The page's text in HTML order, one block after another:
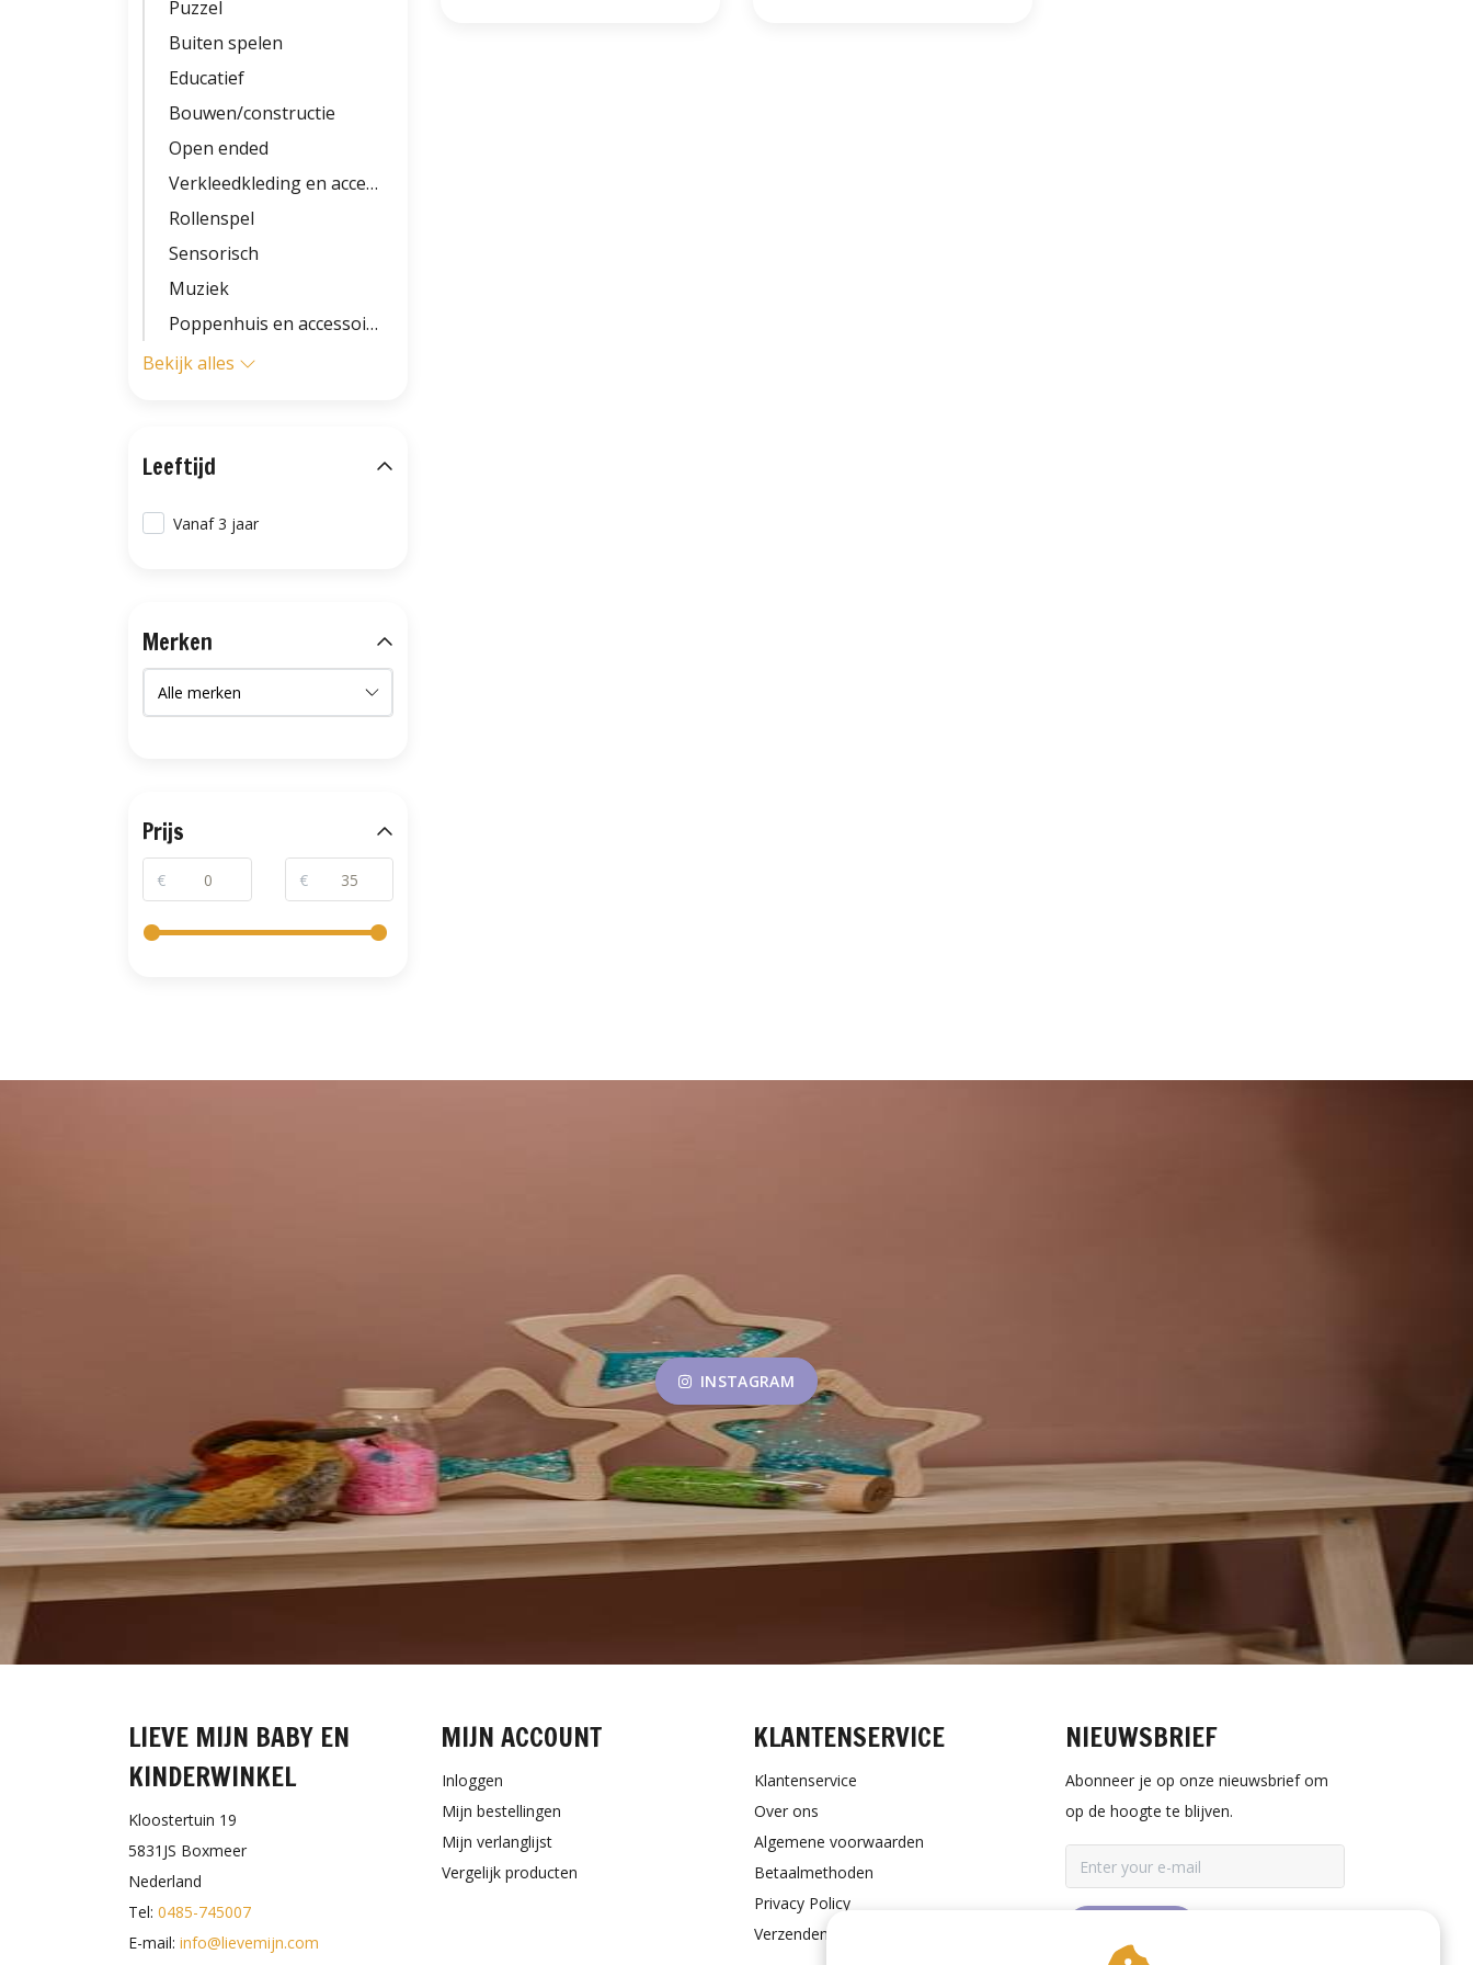
Puzzel
Buiten spelen
Educatief
Bouwen/constructie
Open ended
Verkleedkleding en accessoires
Rollenspel
Sensorisch
Muziek
Poppenhuis en accessoires
Bekijk alles
Leeftijd
Vanaf 3 jaar
Merken
Prijs
€ €
INSTAGRAM
LIEVE MIJN BABY EN
KINDERWINKEL
Kloostertuin 19
5831JS Boxmeer
Nederland
Tel: 0485-745007
E-mail: info@lievemijn.com
MIJN ACCOUNT
Inloggen
Mijn bestellingen
Mijn verlanglijst
Vergelijk producten
KLANTENSERVICE
Klantenservice
Over ons
Algemene voorwaarden
Betaalmethoden
Privacy Policy
Verzenden & retourneren
NIEUWSBRIEF
Abonneer je op onze nieuwsbrief om
op de hoogte te blijven.